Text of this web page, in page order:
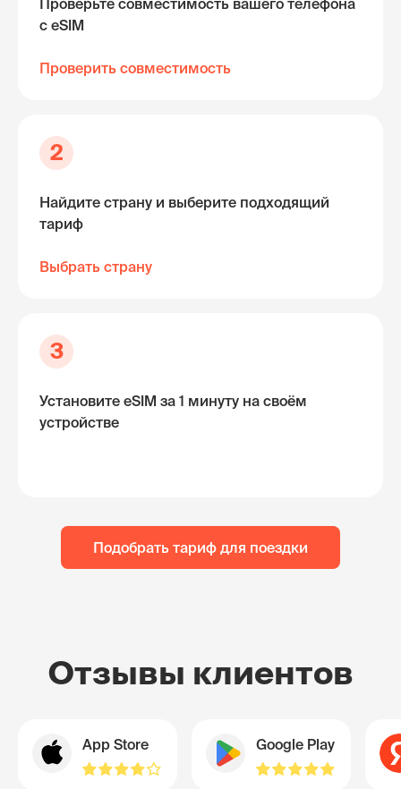
Проверьте совместимость вашего телефона
с eSIM
Проверить совместимость
2
Найдите страну и выберите подходящий
тариф
Выбрать страну
3
Установите eSIM за 1 минуту на своём
устройстве
Подобрать тариф для поездки
Отзывы клиентов
App Store Google Play